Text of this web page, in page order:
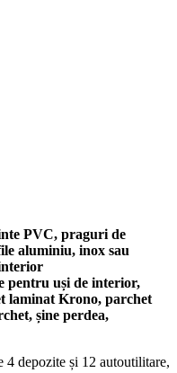
PVC, praguri de
aluminiu, inox sau
pentru uși de interior,
laminat Krono, parchet
șine perdea,
4 depozite și 12 autoutilitare,